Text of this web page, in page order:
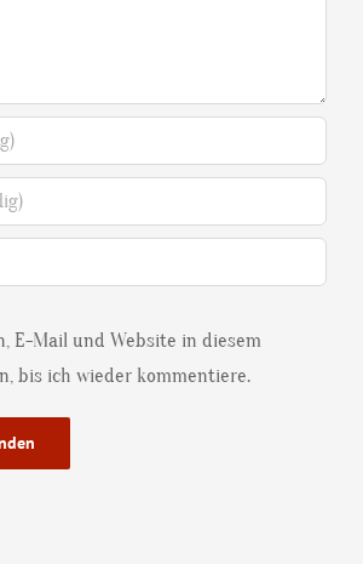
E-Mail und Website in diesem
bis ich wieder kommentiere.